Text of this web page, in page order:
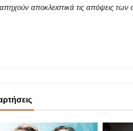
αποκλειστικά τις απόψεις των